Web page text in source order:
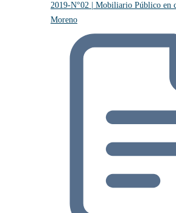
2019-N°02 | Mobiliario Público en
Moreno